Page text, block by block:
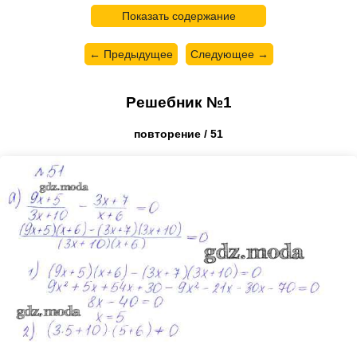
Показать содержание
← Предыдущее Следующее →
Решебник №1
повторение / 51